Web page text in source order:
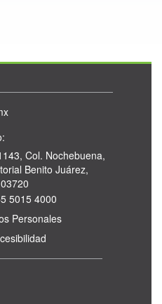
Col. Nochebuena,
Benito Juárez,
5015 4000
Personales